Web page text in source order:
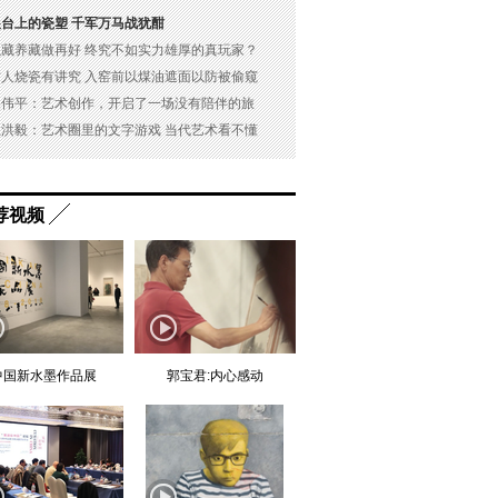
上的瓷塑 千军万马战犹酣
养藏做再好 终究不如实力雄厚的真玩家？
烧瓷有讲究 入窑前以煤油遮面以防被偷窥
平：艺术创作，开启了一场没有陪伴的旅
毅：艺术圈里的文字游戏 当代艺术看不懂
视频
国新水墨作品展 郭宝君:内心感动